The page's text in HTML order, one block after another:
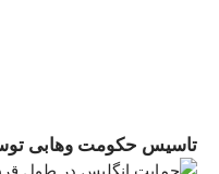
تاسیس حکومت وهابی